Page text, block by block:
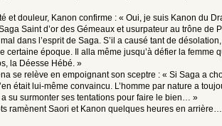
et douleur, Kanon confirme : « Oui, je suis Kanon du
Saint d’or des Gémeaux et usurpateur au trône de
dans l’esprit de Saga. S’il a causé tant de
certaine époque. Il alla même jusqu’à défier la femme
la Déesse Hébé. »
se relève en empoignant son sceptre : « Si Saga a
était lui-même convaincu. L’homme par nature a
a su surmonter ses tentations pour faire le bien… »
ramènent Saori et Kanon quelques heures en arrière…